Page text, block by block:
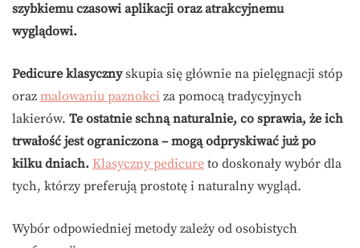
szybkiemu czasowi aplikacji oraz atrakcyjnemu
wyglądowi.
Pedicure klasycznyskupia się głównie na pielęgnacji stóp
oraz malowaniu paznokci za pomocą tradycyjnych
lakierów. Te ostatnie schną naturalnie, co sprawia, że ich
trwałość jest ograniczona – mogą odpryskiwać już po
kilku dniach. Klasyczny pedicure to doskonały wybór dla
tych, którzy preferują prostotę i naturalny wygląd.
Wybór odpowiedniej metody zależy od osobistych